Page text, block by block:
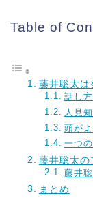
Table of
藤井聡太は
話し
人見
頭が
一つ
藤井聡太の
藤井
まとめ